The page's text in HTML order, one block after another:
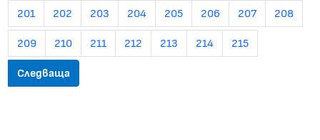
201 202 203 204 205 206 207 208
209 210 211 212 213 214 215
Следваща